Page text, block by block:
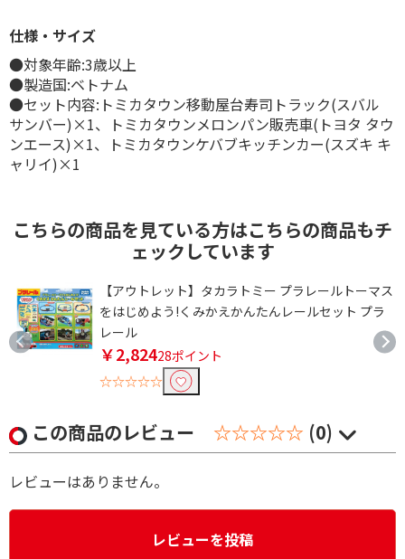
仕様・サイズ
●対象年齢:3歳以上
●製造国:ベトナム
●セット内容:トミカタウン移動屋台寿司トラック(スバル
サンバー)×1、トミカタウンメロンパン販売車(トヨタ タウ
ンエース)×1、トミカタウンケバブキッチンカー(スズキ キ
ャリイ)×1
こちらの商品を見ている方はこちらの商品もチ
ェックしています
【アウトレット】タカラトミー プラレールトーマス
をはじめよう!くみかえかんたんレールセット プラ
レール
￥2,82428ポイント
☆☆☆☆☆
この商品のレビュー ☆☆☆☆☆ (0)
レビューはありません。
レビューを投稿